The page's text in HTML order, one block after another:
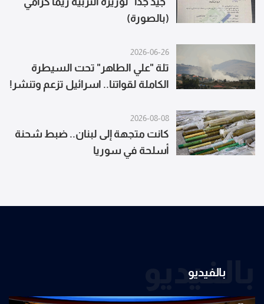
(بالصورة)
2026-06-26
تلة "علي الطاهر" تحت السيطرة
الكاملة لقواتنا.. اسرائيل تزعم وتنشر!
2026-08-08
كانت متجهة إلى لبنان.. ضبط شحنة
أسلحة في سوريا
بالفيديو
بالفيديو